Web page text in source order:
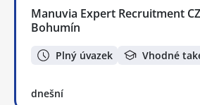
Manuvia Expert Recruitment
Bohumín
Plný úvazek Vhodné
dnešní